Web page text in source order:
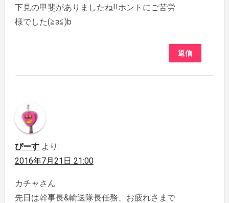
下見の甲斐がありましたね!!ホントにご苦労
様でした(≧з≦)b
返信
ぴーす より:
2016年7月21日 21:00
カチャさん
先日は幹事長&輸送隊長任務、お疲れさまで